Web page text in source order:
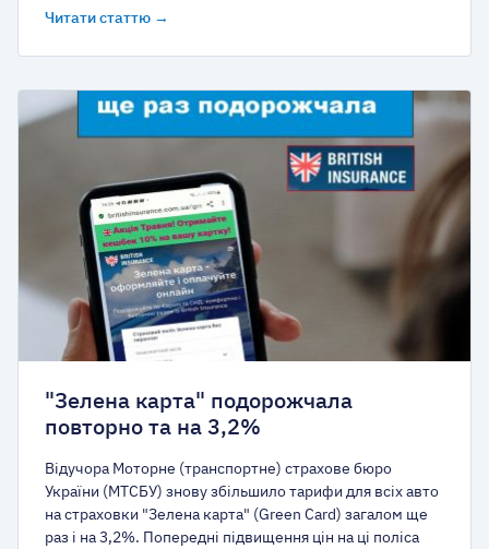
Читати статтю →
"Зелена карта" подорожчала
повторно та на 3,2%
Відучора Моторне (транспортне) страхове бюро
України (МТСБУ) знову збільшило тарифи для всіх авто
на страховки "Зелена карта" (Green Card) загалом ще
раз і на 3,2%. Попередні підвищення цін на ці поліса